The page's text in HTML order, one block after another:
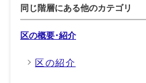
同じ階層にある他のカテゴリ
区の概要･紹介
区の紹介